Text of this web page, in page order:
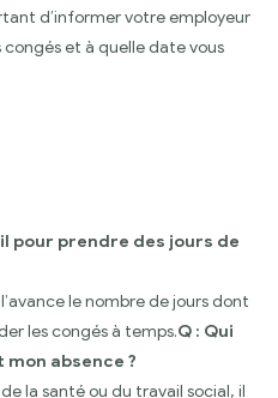
d’informer votre employeur
et à quelle date vous
pour prendre des jours de
le nombre de jours dont
les congés à temps.Q : Qui
absence ?
la santé ou du travail social, il